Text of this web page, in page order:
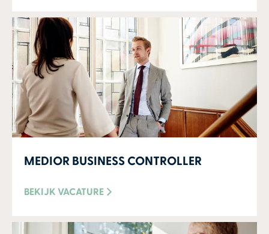
MEDIOR BUSINESS CONTROLLER
BEKIJK VACATURE